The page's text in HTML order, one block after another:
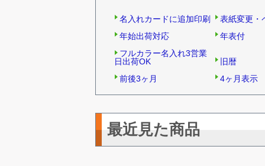
名入れカードに追加印刷
表紙変更・
年始出荷対応
年表付
フルカラー名入れ3営業
日出荷OK
旧暦
前後3ヶ月
4ヶ月表示
最近見た商品